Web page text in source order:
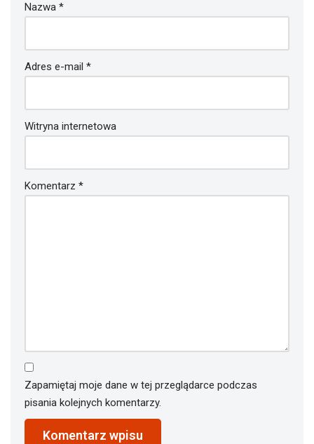
Nazwa *
Adres e-mail *
Witryna internetowa
Komentarz *
Zapamiętaj moje dane w tej przeglądarce podczas
pisania kolejnych komentarzy.